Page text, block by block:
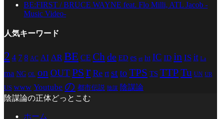
BE:FIRST / BRUCE WAYNE feat. Flo Milli, ATL Jacob -
Music Video-
人気キーワード
2 4 7 8 AC AI AR BE CE Ch de ED es et ht IC ID in IS it La
ma NG OL on OUTPS r Re rt st to TPS TS TTPTu UN UR
US www Youtube の 都市伝説 陰謀 陰謀論
陰謀論の正体どっとこむ
ホーム